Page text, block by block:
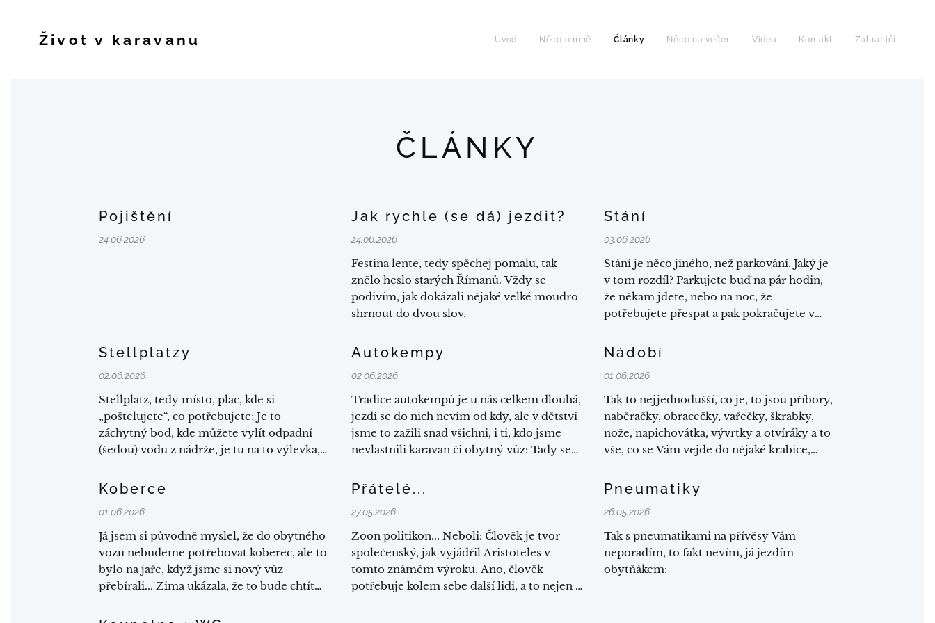
Život v karavanu Úvod Něco o mně Články Něco na večer Videa Kontakt Zahraničí
ČLÁNKY
Pojištění
24.06.2026
Jak rychle (se dá) jezdit?
24.06.2026
Festina lente, tedy spěchej pomalu, tak
znělo heslo starých Římanů. Vždy se
podivím, jak dokázali nějaké velké moudro
shrnout do dvou slov.
Stání
03.06.2026
Stání je něco jiného, než parkování. Jaký je
v tom rozdíl? Parkujete buď na pár hodin,
že někam jdete, nebo na noc, že
potřebujete přespat a pak pokračujete v
Stellplatzy
02.06.2026
Stellplatz, tedy místo, plac, kde si
„poštelujete“, co potřebujete: Je to
záchytný bod, kde můžete vylít odpadní
(šedou) vodu z nádrže, je tu na to výlevka,
do potoka, dále tu můžete vylít
doplnit čistou vodu do nádrže a dobít
elektřinu.
Autokempy
02.06.2026
Tradice autokempů je u nás celkem dlouhá,
jezdí se do nich nevím od kdy, ale v dětství
jsme to zažili snad všichni, i ti, kdo jsme
nevlastnili karavan či obytný vůz: Tady se
Nádobí
01.06.2026
Tak to nejjednodušší, co je, to jsou příbory,
naběračky, obracečky, vařečky, škrabky,
nože, napichovátka, vývrtky a otvíráky a to
vše, co se Vám vejde do nějaké krabice,
motorovým nebo taženým koňmi či voly
8-) Pokud pak máte už lépe vybavenou
dodávku, přívěs nebo obytňák, tady už
bude šuplík na tyto věci a...
Koberce
01.06.2026
Já jsem si původně myslel, že do obytného
vozu nebudeme potřebovat koberec, ale to
bylo na jaře, když jsme si nový vůz
přebírali... Zima ukázala, že to bude chtít
Přátelé...
27.05.2026
Zoon politikon... Neboli: Člověk je tvor
společenský, jak vyjádřil Aristoteles v
tomto známém výroku. Ano, člověk
potřebuje kolem sebe další lidi, a to nejen v
Pneumatiky
26.05.2026
Tak s pneumatikami na přívěsy Vám
neporadím, to fakt nevím, já jezdím
obytňákem: